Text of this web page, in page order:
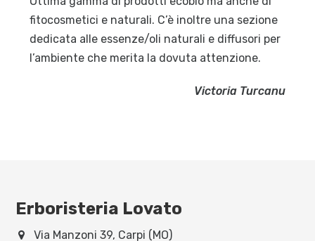
fitocosmetici e naturali. C’è inoltre una sezione
dedicata alle essenze/oli naturali e diffusori per
l’ambiente che merita la dovuta attenzione.
Victoria Turcanu
Erboristeria Lovato
Via Manzoni 39, Carpi (MO)